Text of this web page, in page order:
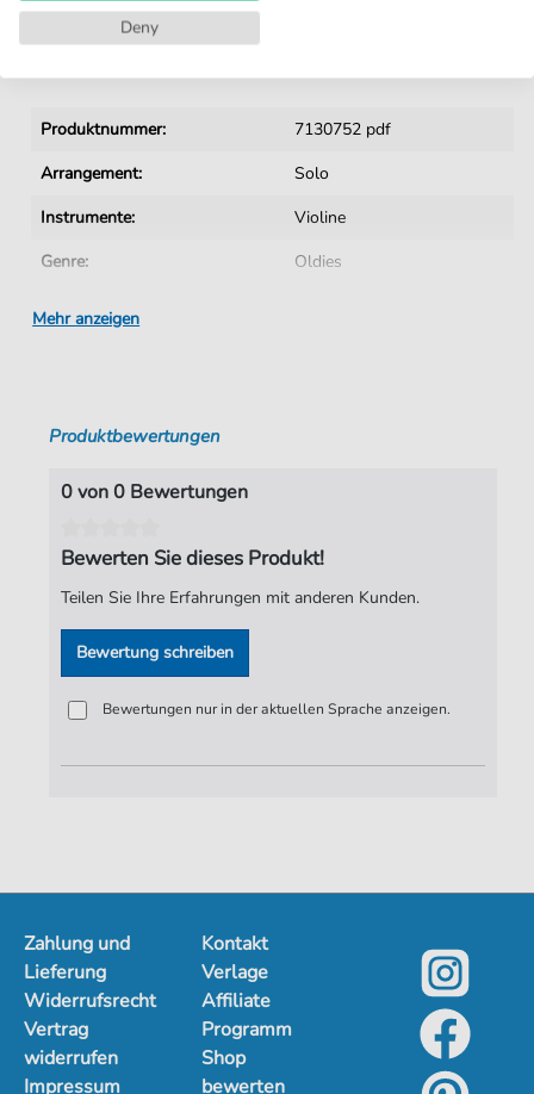
Sofortiger Download nach Kauf
Produktnummer:
7130752 pdf
Arrangement:
Solo
Instrumente:
Violine
Genre:
Oldies
Sprache:
Künstler:
Autoren:
Spieldauer:
03:58
Mehr anzeigen
Produktbewertungen
0 von 0 Bewertungen
Bewerten Sie dieses Produkt!
Teilen Sie Ihre Erfahrungen mit anderen Kunden.
Bewertung schreiben
Bewertungen nur in der aktuellen Sprache anzeigen.
Zahlung und
Lieferung
Widerrufsrecht
Vertrag
widerrufen
Impressum
Kontakt
Verlage
Affiliate
Programm
Shop
bewerten
Deny